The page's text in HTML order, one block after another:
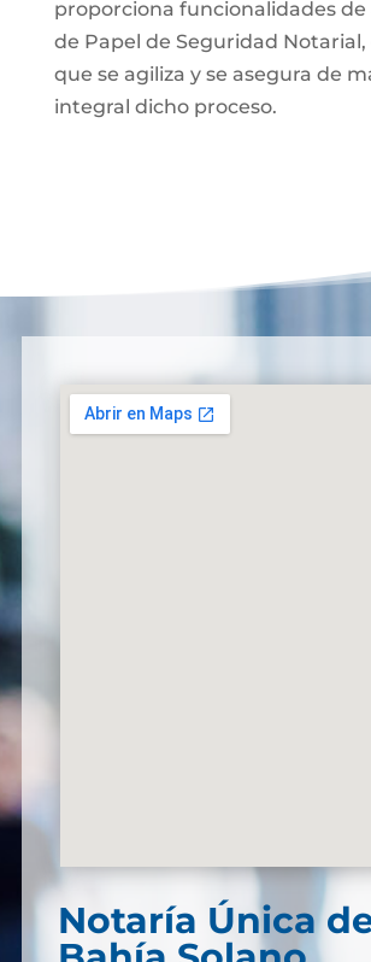
proporciona funcionalidades de
de Papel de Seguridad
que se agiliza y se asegura de
integral dicho proceso.
Notaría Única